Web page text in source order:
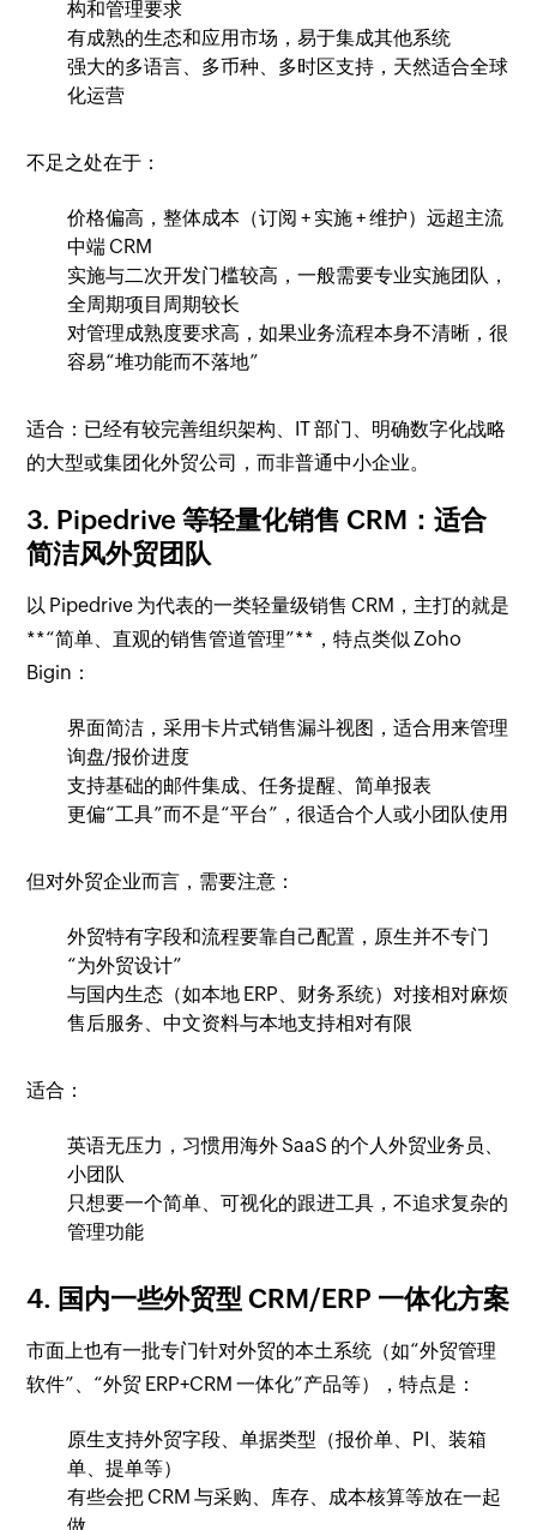
构和管理要求
有成熟的生态和应用市场，易于集成其他系统
强大的多语言、多币种、多时区支持，天然适合全球
化运营
不足之处在于：
价格偏高，整体成本（订阅 + 实施 + 维护）远超主流
中端 CRM
实施与二次开发门槛较高，一般需要专业实施团队，
全周期项目周期较长
对管理成熟度要求高，如果业务流程本身不清晰，很
容易“堆功能而不落地”
适合：已经有较完善组织架构、IT 部门、明确数字化战略
的大型或集团化外贸公司，而非普通中小企业。
3. Pipedrive 等轻量化销售 CRM：适合
简洁风外贸团队
以 Pipedrive 为代表的一类轻量级销售 CRM，主打的就是
**“简单、直观的销售管道管理”**，特点类似 Zoho
Bigin：
界面简洁，采用卡片式销售漏斗视图，适合用来管理
询盘/报价进度
支持基础的邮件集成、任务提醒、简单报表
更偏“工具”而不是“平台”，很适合个人或小团队使用
但对外贸企业而言，需要注意：
外贸特有字段和流程要靠自己配置，原生并不专门
“为外贸设计”
与国内生态（如本地 ERP、财务系统）对接相对麻烦
售后服务、中文资料与本地支持相对有限
适合：
英语无压力，习惯用海外 SaaS 的个人外贸业务员、
小团队
只想要一个简单、可视化的跟进工具，不追求复杂的
管理功能
4. 国内一些外贸型 CRM/ERP 一体化方案
市面上也有一批专门针对外贸的本土系统（如“外贸管理
软件”、“外贸 ERP+CRM 一体化”产品等），特点是：
原生支持外贸字段、单据类型（报价单、PI、装箱
单、提单等）
有些会把 CRM 与采购、库存、成本核算等放在一起